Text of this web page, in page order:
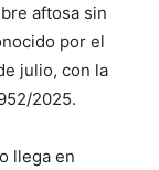
aftosa sin
por el
julio, con la
2025.
llega en